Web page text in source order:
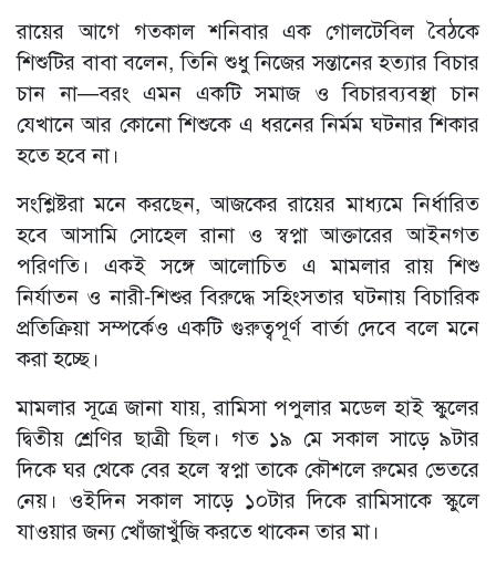
রায়ের আগে গতকাল শনিবার এক গোলটেবিল বৈঠকে
শিশুটির বাবা বলেন, তিনি শুধু নিজের সন্তানের হত্যার বিচার
চান না—বরং এমন একটি সমাজ ও বিচারব্যবস্থা চান
যেখানে আর কোনো শিশুকে এ ধরনের নির্মম ঘটনার শিকার
হতে হবে না।
সংশ্লিষ্টরা মনে করছেন, আজকের রায়ের মাধ্যমে নির্ধারিত
হবে আসামি সোহেল রানা ও স্বপ্না আক্তারের আইনগত
পরিণতি। একই সঙ্গে আলোচিত এ মামলার রায় শিশু
নির্যাতন ও নারী-শিশুর বিরুদ্ধে সহিংসতার ঘটনায় বিচারিক
প্রতিক্রিয়া সম্পর্কেও একটি গুরুত্বপূর্ণ বার্তা দেবে বলে মনে
করা হচ্ছে।
মামলার সূত্রে জানা যায়, রামিসা পপুলার মডেল হাই স্কুলের
দ্বিতীয় শ্রেণির ছাত্রী ছিল। গত ১৯ মে সকাল সাড়ে ৯টার
দিকে ঘর থেকে বের হলে স্বপ্না তাকে কৌশলে রুমের ভেতরে
নেয়। ওইদিন সকাল সাড়ে ১০টার দিকে রামিসাকে স্কুলে
যাওয়ার জন্য খোঁজাখুঁজি করতে থাকেন তার মা।